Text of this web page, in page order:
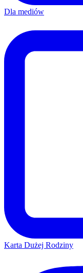
Dla mediów
Karta Dużej Rodziny